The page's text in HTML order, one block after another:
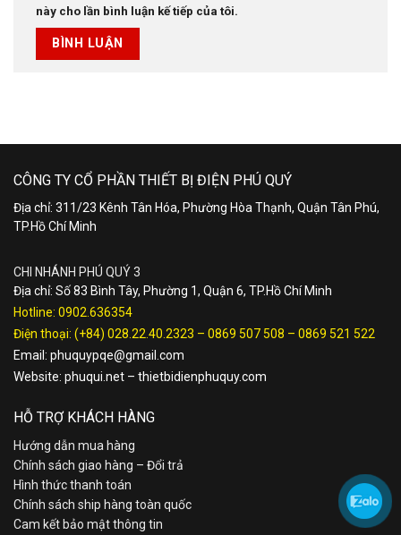
này cho lần bình luận kế tiếp của tôi.
CÔNG TY CỔ PHẦN THIẾT BỊ ĐIỆN PHÚ QUÝ
Địa chỉ: 311/23 Kênh Tân Hóa, Phường Hòa Thạnh, Quận Tân Phú,
TP.Hồ Chí Minh
CHI NHÁNH PHÚ QUÝ 3
Địa chỉ: Số 83 Bình Tây, Phường 1, Quận 6, TP.Hồ Chí Minh
Hotline: 0902.636354
Điện thoại: (+84) 028.22.40.2323 – 0869 507 508 – 0869 521 522
Email: phuquypqe@gmail.com
Website: phuqui.net – thietbidienphuquy.com
HỖ TRỢ KHÁCH HÀNG
Hướng dẫn mua hàng
Chính sách giao hàng – Đổi trả
Hình thức thanh toán
Chính sách ship hàng toàn quốc
Cam kết bảo mật thông tin